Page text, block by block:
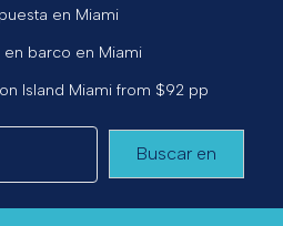
en Miami
en barco en Miami
Island Miami from $92 pp
Buscar en